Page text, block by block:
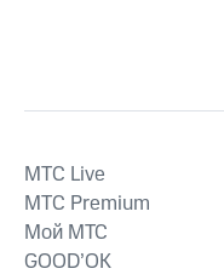
MTС Live
MTС Premium
Мой МТС
GOOD’OK